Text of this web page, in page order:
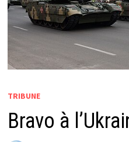
TRIBUNE
Bravo à